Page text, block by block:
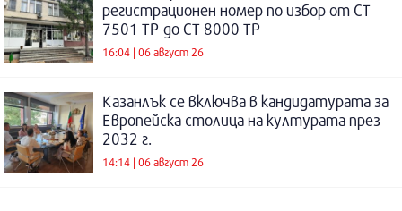
регистрационен номер по избор от СТ
7501 ТР до СТ 8000 ТР
16:04 | 06 август 26
Казанлък се включва в кандидатурата за
Европейска столица на културата през
2032 г.
14:14 | 06 август 26